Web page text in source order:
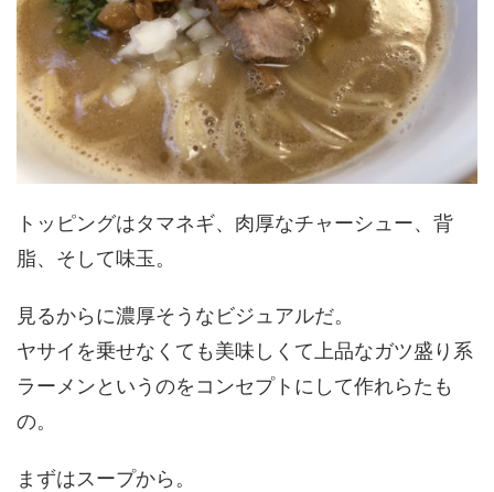
トッピングはタマネギ、肉厚なチャーシュー、背
脂、そして味玉。
見るからに濃厚そうなビジュアルだ。
ヤサイを乗せなくても美味しくて上品なガツ盛り系
ラーメンというのをコンセプトにして作れらたも
の。
まずはスープから。